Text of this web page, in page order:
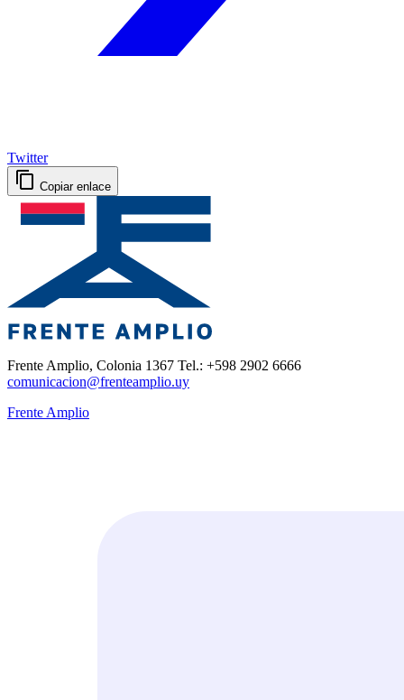
Twitter
Copiar enlace
Frente Amplio, Colonia 1367 Tel.: +598 2902 6666
comunicacion@frenteamplio.uy
Frente Amplio